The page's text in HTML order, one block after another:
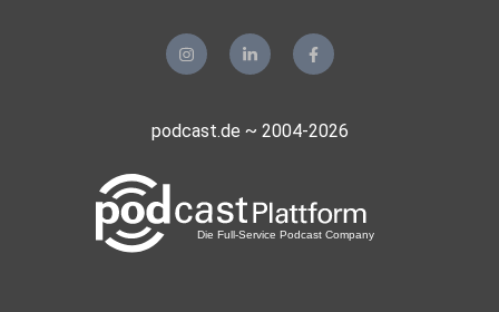
podcast.de ~ 2004-2026